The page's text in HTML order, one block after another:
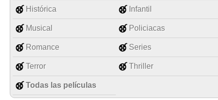
Histórica Infantil
Musical Policiacas
Romance Series
Terror Thriller
Todas las películas